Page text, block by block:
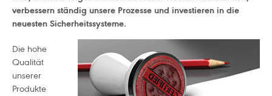
verbessern ständig unsere Prozesse und investieren in die
neuesten Sicherheitssysteme.
Die hohe
Qualität
unserer
Produkte